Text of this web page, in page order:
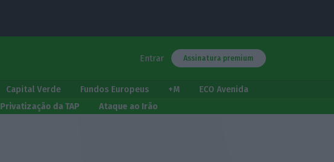
Entrar Assinatura premium
Capital Verde Fundos Europeus +M
ECO Avenida
Privatização da TAP Ataque ao Irão